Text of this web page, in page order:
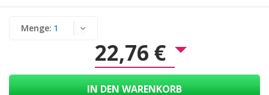
Menge:
22,76 €
IN DEN WARENKORB